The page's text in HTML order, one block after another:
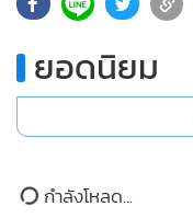
• ญี่ปุ่น
• News1
• ยอดนิยม
กำลังโหลด...